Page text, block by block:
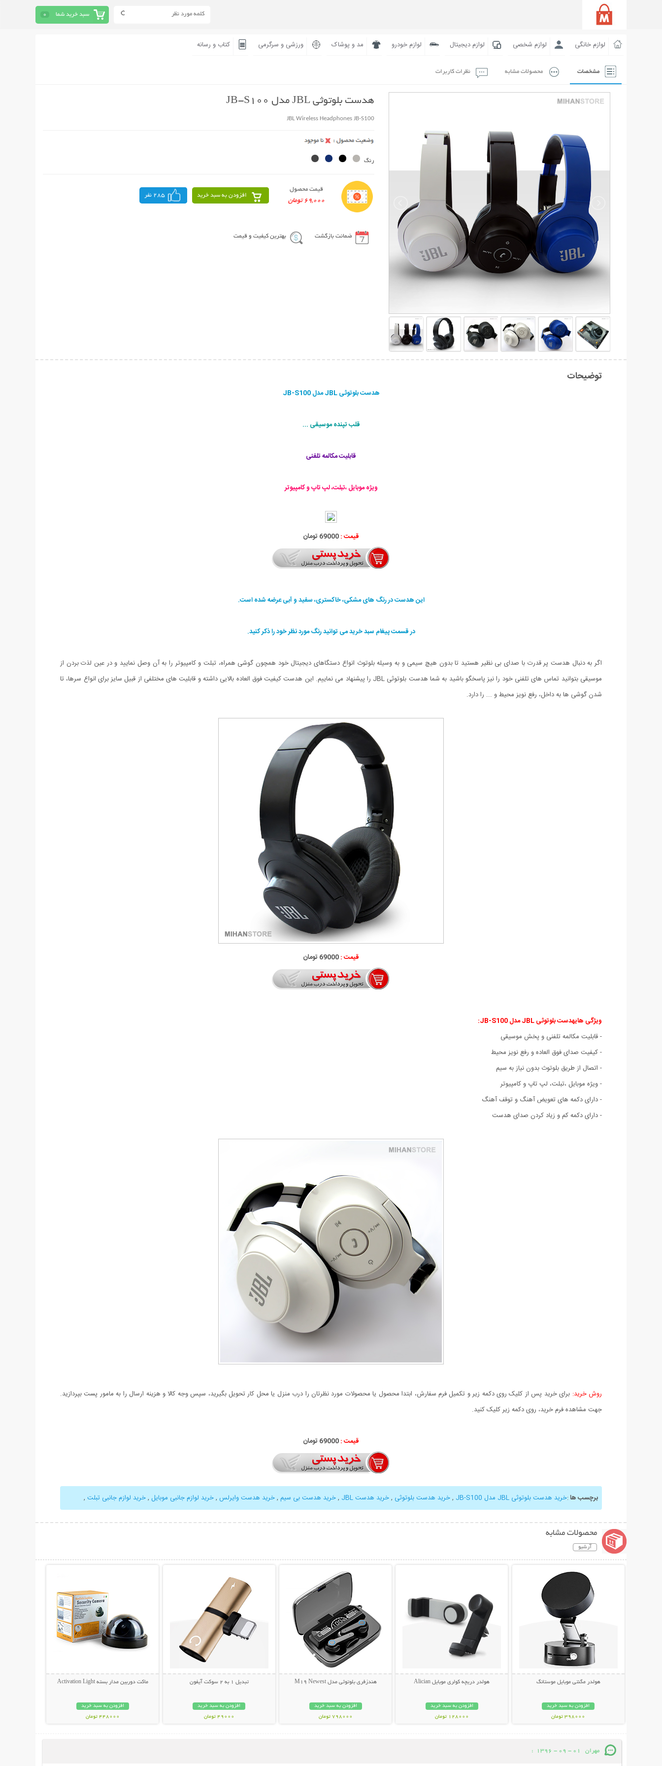
سبد خرید شما 0
لوازم خانگی لوازم شخصی لوازم دیجیتال لوازم خودرو مد و پوشاک ورزشی و سرگرمی کتاب و رسانه
مشخصات محصولات مشابه نظرات کاربرات
هدست بلوتوثی JBL مدل JB-S100
JBL Wireless Headphones JB-S100
رنگ
قیمت محصول
69,000 تومان
افزودن به سبد خرید 285 نفر
ضمانت بازگشت بهترین کیفیت و قیمت
توضیحات
هدست بلوتوثی JBL مدل JB-S100
قلب تپنده موسیقی ...
قابلیت مکالمه تلفنی
ویژه موبایل ،تبلت، لپ تاپ و کامپیوتر
قیمت :69000 تومان
این هدست در رنگ های مشکی، خاکستری، سفید و آبی عرضه شده است.
در قسمت پیغام سبد خرید می توانید رنگ مورد نظر خود را ذکر کنید.
اگر به دنبال هدست پر قدرت با صدای بی نظیر هستید تا بدون هیچ سیمی و به وسیله بلوتوث انواع دستگاهای دیجیتال خود همچون گوشی همراه، تبلت و کامپیوتر را به آن وصل نمایید و در عین لذت بردن از
موسیقی بتوانید تماس های تلفنی خود را نیز پاسخگو باشید به شما هدست بلوتوثی JBL را پیشنهاد می نماییم. این هدست کیفیت فوق العاده بالایی داشته و قابلیت های مختلفی از قبیل سایز برای انواع سرها، تا
شدن گوشی ها به داخل، رفع نویز محیط و ... را دارد.
قیمت :69000 تومان
ویژگی هایهدست بلوتوثی JBL مدل JB-S100:
- قابلیت مکالمه تلفنی و پخش موسیقی
- کیفیت صدای فوق العاده و رفع نویز محیط
- اتصال از طریق بلوتوث بدون نیاز به سیم
- ویژه موبایل ،تبلت، لپ تاپ و کامپیوتر
- دارای دکمه های تعویض آهنگ و توقف آهنگ
- دارای دکمه کم و زیاد کردن صدای هدست
روش خرید: برای خرید پس از کلیک روی دکمه زیر و تکمیل فرم سفارش، ابتدا محصول یا محصولات مورد نظرتان را درب منزل یا محل کار تحویل بگیرید، سپس وجه کالا و هزینه ارسال را به مامور پست بپردازید.
جهت مشاهده فرم خرید، روی دکمه زیر کلیک کنید.
قیمت : 69000 تومان
برچسب ها:خرید هدست بلوتوثی JBL مدل JB-S100 ,خرید هدست بلوتوثی ,خرید هدست JBL ,خرید هدست بی سیم ,خرید هدست وایرلس ,خرید لوازم جانبی موبایل ,خرید لوازم جانبی تبلت ,
محصولات مشابه
آرشیو
هولدر مگنتی موبایل موستانگ
افزودن به سبد خرید
398000 تومان
هولدر دریچه کولری موبایل Alician
افزودن به سبد خرید
128000 تومان
هندزفری بلوتوثی مدل M19 Newest
افزودن به سبد خرید
798000 تومان
تبدیل 1 به 2 سوکت آیفون
افزودن به سبد خرید
49000 تومان
ماکت دوربین مدار بسته Activation Light
افزودن به سبد خرید
448000 تومان
مهران 01 - 09 - 1396
: